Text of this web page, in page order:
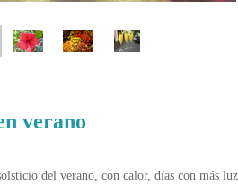
verano
del verano, con calor, días con más